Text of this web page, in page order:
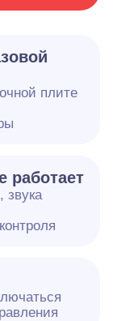
плите
работает
звука